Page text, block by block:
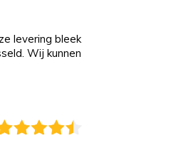
levering bleek
Wij kunnen